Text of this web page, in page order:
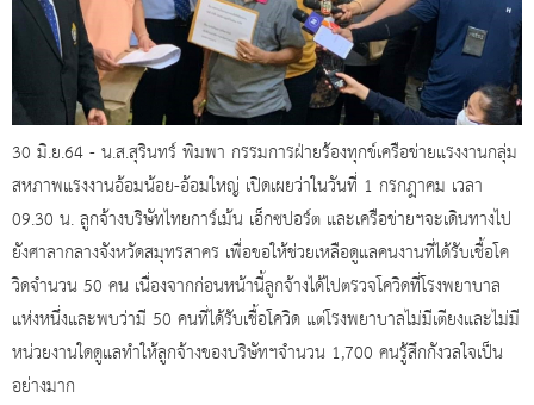
30 มิ.ย.64 - น.ส.สุรินทร์ พิมพา กรรมการฝ่ายร้องทุกข์เครือข่ายแรงงานกลุ่ม
สหภาพแรงงานอ้อมน้อย-อ้อมใหญ่ เปิดเผยว่าในวันที่ 1 กรกฎาคม เวลา
09.30 น. ลูกจ้างบริษัทไทยการ์เม้น เอ็กซปอร์ต และเครือข่ายฯจะเดินทางไป
ยังศาลากลางจังหวัดสมุทรสาคร เพื่อขอให้ช่วยเหลือดูแลคนงานที่ได้รับเชื้อโค
วิดจำนวน 50 คน เนื่องจากก่อนหน้านี้ลูกจ้างได้ไปตรวจโควิดที่โรงพยาบาล
แห่งหนึ่งและพบว่ามี 50 คนที่ได้รับเชื้อโควิด แต่โรงพยาบาลไม่มีเตียงและไม่มี
หน่วยงานใดดูแลทำให้ลูกจ้างของบริษัทฯจำนวน 1,700 คนรู้สึกกังวลใจเป็น
อย่างมาก